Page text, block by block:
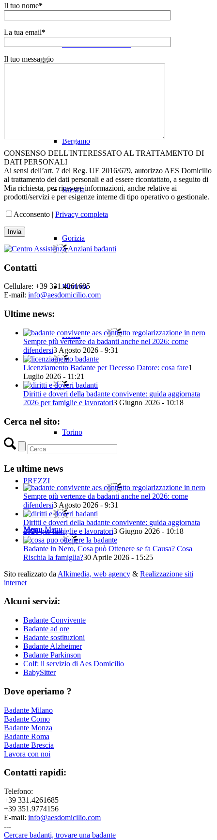
Bergamo
Brescia
Gorizia
Modena
Roma
Sanremo
Torino
PREZZI
Menu Menu
Il tuo nome*
La tua email*
Il tuo messaggio
CONSENSO DELL'INTERESSATO AL TRATTAMENTO DI
DATI PERSONALI
Ai sensi dell’art. 7 del Reg. UE 2016/679, autorizzo AES Domicilio
al trattamento dei dati personali e ad essere ricontattato, a seguito di
Mia richiesta, per ricevere informazioni, anche relative ai
prodotti/servizi e per esigenze interne di tipo operativo o gestionale.
Acconsento | Privacy completa
Contatti
Cellulare: +39 331.4261685
E-mail: info@aesdomicilio.com
Ultime news:
Sempre più vertenze da badanti anche nel 2026: come
difendersi3 Agosto 2026 - 9:31
Licenziamento Badante per Decesso Datore: cosa fare1
Luglio 2026 - 11:21
Diritti e doveri della badante convivente: guida aggiornata
2026 per famiglie e lavoratori3 Giugno 2026 - 10:18
Cerca nel sito:
Le ultime news
Sempre più vertenze da badanti anche nel 2026: come
difendersi3 Agosto 2026 - 9:31
Diritti e doveri della badante convivente: guida aggiornata
2026 per famiglie e lavoratori3 Giugno 2026 - 10:18
Badante in Nero, Cosa può Ottenere se fa Causa? Cosa
Rischia la famiglia?30 Aprile 2026 - 15:25
Sito realizzato da Alkimedia, web agency & Realizzazione siti
internet
Alcuni servizi:
Badante Convivente
Badante ad ore
Badante sostituzioni
Badante Alzheimer
Badante Parkinson
Colf: il servizio di Aes Domicilio
BabySitter
Dove operiamo ?
Badante Milano
Badante Como
Badante Monza
Badante Roma
Badante Brescia
Lavora con noi
Contatti rapidi:
Telefono:
+39 331.4261685
+39 351.9774156
E-mail: info@aesdomicilio.com
---
Cercare badanti, trovare una badante